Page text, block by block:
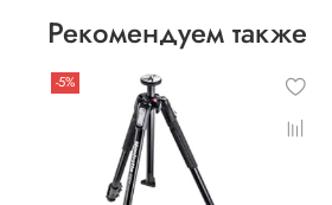
Рекомендуем также
-5%